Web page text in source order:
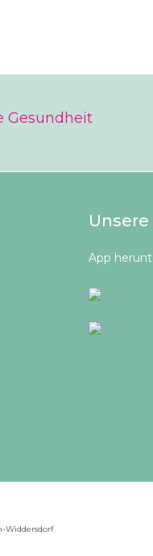
Gesundheit
App
Widdersdorf